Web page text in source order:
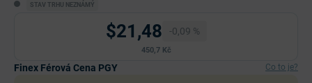
STAV TRHU NEZNÁMÝ
$21,48 -0,09 %
450,7 Kč
Finex Férová Cena PGY Co to je?